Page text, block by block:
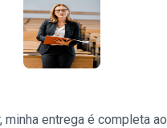
minha entrega é completa ao